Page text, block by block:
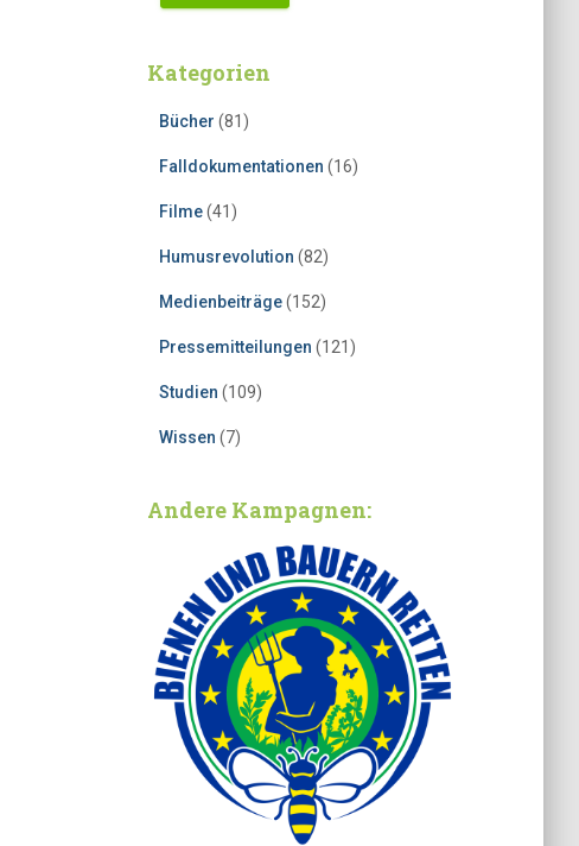
Kategorien
Bücher (81)
Falldokumentationen (16)
Filme(41)
Humusrevolution (82)
Medienbeiträge(152)
Pressemitteilungen (121)
Studien (109)
Wissen (7)
Andere Kampagnen: